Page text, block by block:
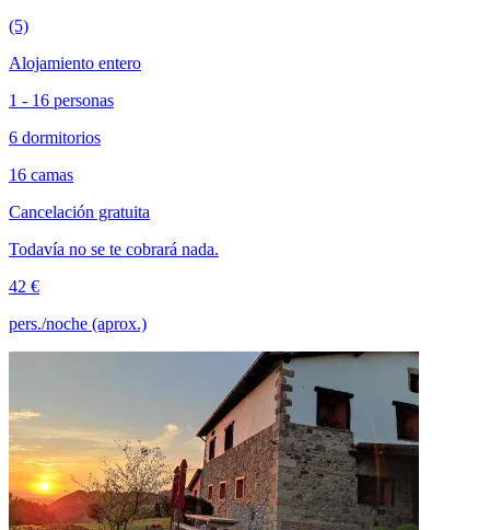
(5)
Alojamiento entero
1 - 16 personas
6 dormitorios
16 camas
Cancelación gratuita
Todavía no se te cobrará nada.
42 €
pers./noche (aprox.)